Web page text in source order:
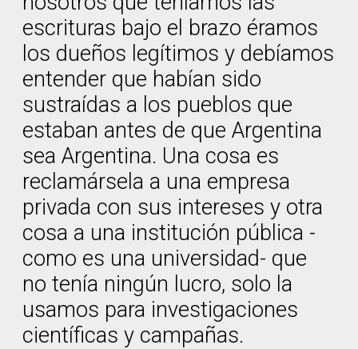
escrituras bajo el brazo éramos
los dueños legítimos y debíamos
entender que habían sido
sustraídas a los pueblos que
estaban antes de que Argentina
sea Argentina. Una cosa es
reclamársela a una empresa
privada con sus intereses y otra
cosa a una institución pública -
como es una universidad- que
no tenía ningún lucro, solo la
usamos para investigaciones
científicas y campañas.